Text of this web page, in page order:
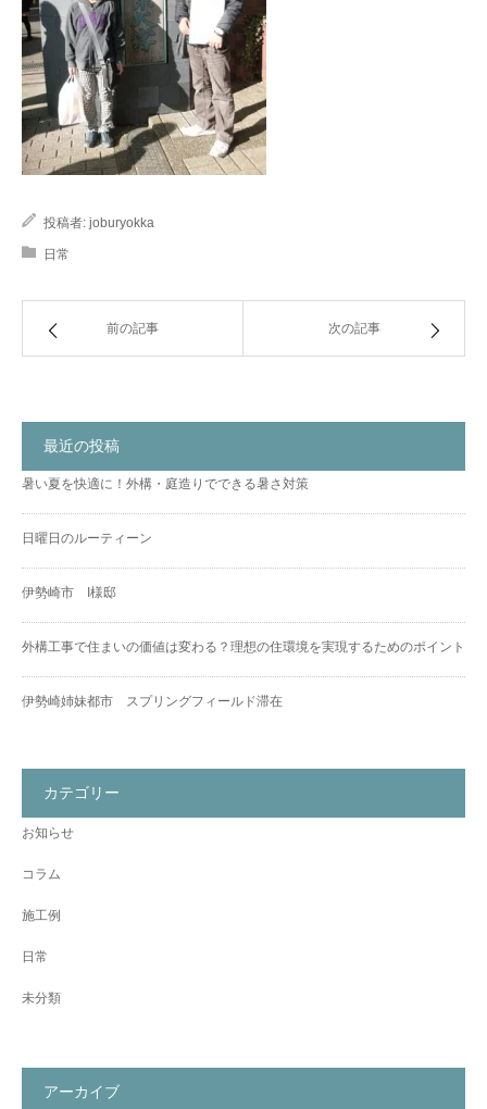
投稿者: joburyokka
日常
前の記事 次の記事
最近の投稿
暑い夏を快適に！外構・庭造りでできる暑さ対策
日曜日のルーティーン
伊勢崎市 I様邸
外構工事で住まいの価値は変わる？理想の住環境を実現するためのポイント
伊勢崎姉妹都市 スプリングフィールド滞在
カテゴリー
お知らせ
コラム
施工例
日常
未分類
アーカイブ